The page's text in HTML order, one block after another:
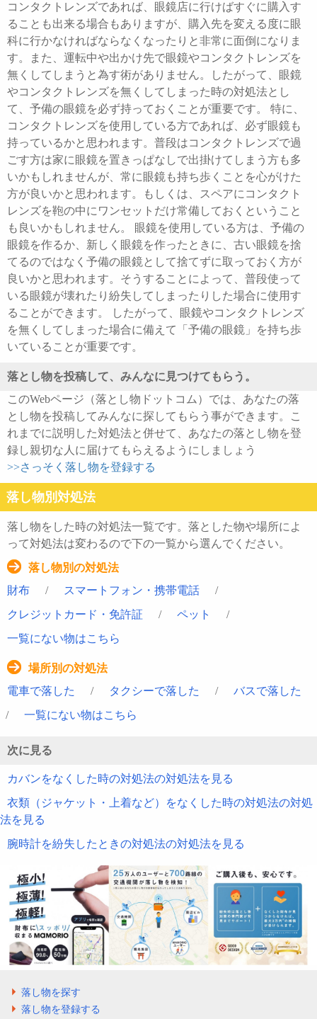
コンタクトレンズであれば、眼鏡店に行けばすぐに購入す
ることも出来る場合もありますが、購入先を変える度に眼
科に行かなければならなくなったりと非常に面倒になりま
す。また、運転中や出かけ先で眼鏡やコンタクトレンズを
無くしてしまうと為す術がありません。したがって、眼鏡
やコンタクトレンズを無くしてしまった時の対処法とし
て、予備の眼鏡を必ず持っておくことが重要です。 特に、
コンタクトレンズを使用している方であれば、必ず眼鏡も
持っているかと思われます。普段はコンタクトレンズで過
ごす方は家に眼鏡を置きっぱなしで出掛けてしまう方も多
いかもしれませんが、常に眼鏡も持ち歩くことを心がけた
方が良いかと思われます。もしくは、スペアにコンタクト
レンズを鞄の中にワンセットだけ常備しておくということ
も良いかもしれません。 眼鏡を使用している方は、予備の
眼鏡を作るか、新しく眼鏡を作ったときに、古い眼鏡を捨
てるのではなく予備の眼鏡として捨てずに取っておく方が
良いかと思われます。そうすることによって、普段使って
いる眼鏡が壊れたり紛失してしまったりした場合に使用す
ることができます。 したがって、眼鏡やコンタクトレンズ
を無くしてしまった場合に備えて「予備の眼鏡」を持ち歩
いていることが重要です。
落とし物を投稿して、みんなに見つけてもらう。
このWebページ（落とし物ドットコム）では、あなたの落
とし物を投稿してみんなに探してもらう事ができます。こ
れまでに説明した対処法と併せて、あなたの落とし物を登
録し親切な人に届けてもらえるようにしましょう
>>さっそく落し物を登録する
落し物別対処法
落し物をした時の対処法一覧です。落とした物や場所によ
って対処法は変わるので下の一覧から選んでください。
落し物別の対処法
財布
/ スマートフォン・携帯電話
/
クレジットカード・免許証
/ ペット
/
一覧にない物はこちら
場所別の対処法
電車で落した
/ タクシーで落した /
バスで落した
/
一覧にない物はこちら
次に見る
カバンをなくした時の対処法の対処法を見る
衣類（ジャケット・上着など）をなくした時の対処法の対処
法を見る
腕時計を紛失したときの対処法の対処法を見る
落し物を探す
落し物を登録する